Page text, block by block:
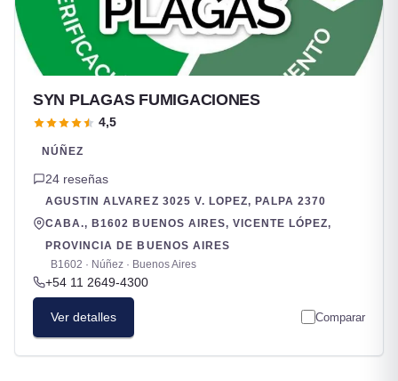
SYN PLAGAS FUMIGACIONES
4,5
NÚÑEZ
24 reseñas
AGUSTIN ALVAREZ 3025 V. LOPEZ, PALPA 2370
CABA., B1602 BUENOS AIRES, VICENTE LÓPEZ,
PROVINCIA DE BUENOS AIRES
B1602 · Núñez · Buenos Aires
+54 11 2649-4300
Ver detalles Comparar